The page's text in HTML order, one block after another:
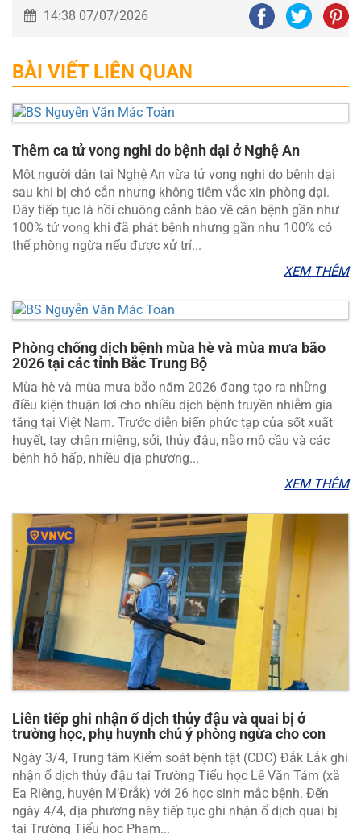
14:38 07/07/2026
BÀI VIẾT LIÊN QUAN
Thêm ca tử vong nghi do bệnh dại ở Nghệ An
Một người dân tại Nghệ An vừa tử vong nghi do bệnh dại
sau khi bị chó cắn nhưng không tiêm vắc xin phòng dại.
Đây tiếp tục là hồi chuông cảnh báo về căn bệnh gần như
100% tử vong khi đã phát bệnh nhưng gần như 100% có
thể phòng ngừa nếu được xử trí...
XEM THÊM
Phòng chống dịch bệnh mùa hè và mùa mưa bão
2026 tại các tỉnh Bắc Trung Bộ
Mùa hè và mùa mưa bão năm 2026 đang tạo ra những
điều kiện thuận lợi cho nhiều dịch bệnh truyền nhiễm gia
tăng tại Việt Nam. Trước diễn biến phức tạp của sốt xuất
huyết, tay chân miệng, sởi, thủy đậu, não mô cầu và các
bệnh hô hấp, nhiều địa phương...
XEM THÊM
Liên tiếp ghi nhận ổ dịch thủy đậu và quai bị ở
trường học, phụ huynh chú ý phòng ngừa cho con
Ngày 3/4, Trung tâm Kiểm soát bệnh tật (CDC) Đắk Lắk ghi
nhận ổ dịch thủy đậu tại Trường Tiểu học Lê Văn Tám (xã
Ea Riêng, huyện M’Đrắk) với 26 học sinh mắc bệnh. Đến
ngày 4/4, địa phương này tiếp tục ghi nhận ổ dịch quai bị
tại Trường Tiểu học Phạm...